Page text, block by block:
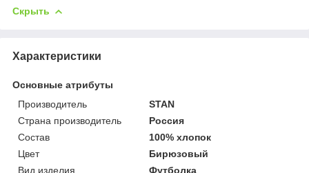
Скрыть
Характеристики
Основные атрибуты
Производитель
STAN
Страна производитель
Россия
Состав
100% хлопок
Цвет
Бирюзовый
Вид изделия
Футболка